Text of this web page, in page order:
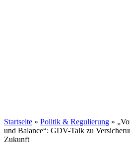
Startseite » Politik & Regulierung »
und Balance“: GDV-Talk zu
Zukunft